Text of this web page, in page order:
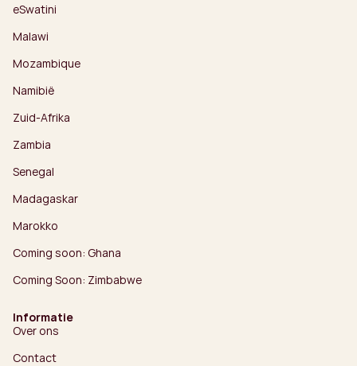
eSwatini
Malawi
Mozambique
Namibië
Zuid-Afrika
Zambia
Senegal
Madagaskar
Marokko
Coming soon: Ghana
Coming Soon: Zimbabwe
Informatie
Over ons
Contact